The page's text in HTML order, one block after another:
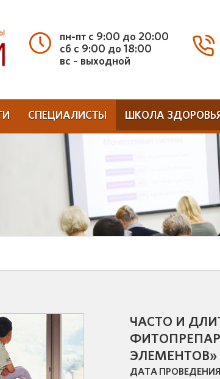
пн-пт с 9:00 до 20:00
сб с 9:00 до 18:00
вс – выходной
СПЕЦИАЛИСТЫ ШКОЛА
ЧАСТО И
ЭЛЕМЕНТОВ»
ДАТА